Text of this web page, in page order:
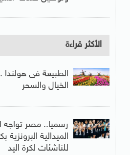
الأكثر قراءة
الطبيعة فى
الخيال والسحر
رسميا.. مصر تواجه
الميدالية البرونزية
للناشئات لكرة اليد